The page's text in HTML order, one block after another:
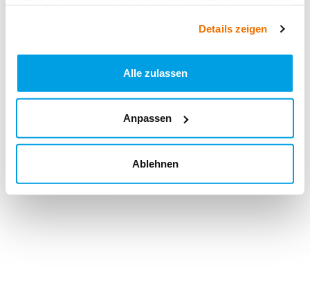
Details zeigen
Alle zulassen
Anpassen
Ablehnen